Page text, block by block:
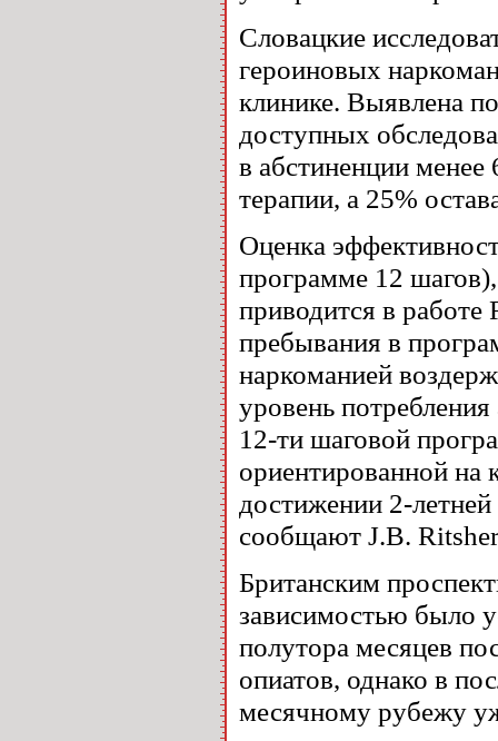
Словацкие
героиновых
клинике. Выявлена
доступных
в абстиненции менее
терапии, а 25%
Оценка
программе 12
приводится в
пребывания в
наркоманией
уровень
12-ти шаговой
ориентированной на
достижении 2-
сообщают J.B.
Британским
зависимостью было
полутора месяцев
опиатов, однако в
месячному рубежу